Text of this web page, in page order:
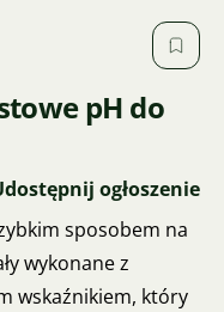
pH do
ogłoszenie
sposobem na
wykonane z
wskaźnikiem, który